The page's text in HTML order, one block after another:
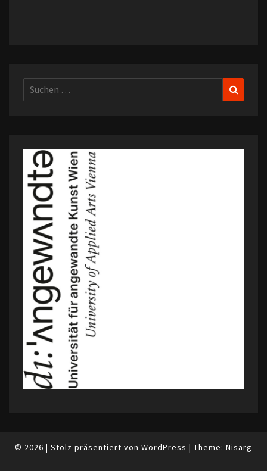
Suchen
nach:
© 2026 | Stolz präsentiert von WordPress | Theme: Nisarg